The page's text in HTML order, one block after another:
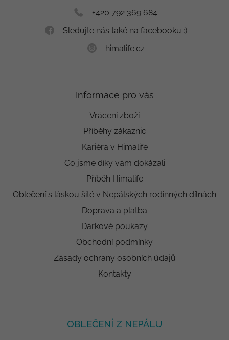
+420 792 369 684
Sledujte nás také na facebooku :)
himalife.cz
Informace pro vás
Vrácení zboží
Příběhy zákaznic
Kariéra v Himalife
Co jsme díky vám dokázali
Příběh Himalife
Oblečení s láskou šité v Nepálských rodinných dílnách
Doprava a platba
Dárkové poukazy
Obchodní podmínky
Zásady ochrany osobních údajů
Kontakty
OBLEČENÍ Z NEPÁLU